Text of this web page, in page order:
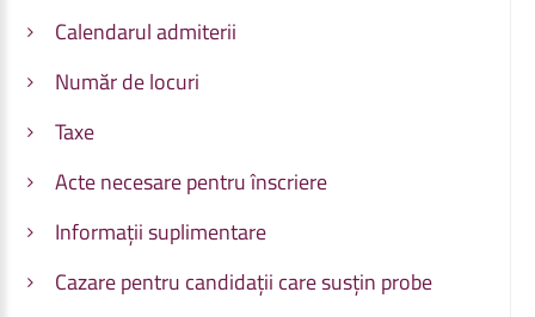
Calendarul admiterii
Număr de locuri
Taxe
Acte necesare pentru înscriere
Informații suplimentare
Cazare pentru candidații care susțin probe